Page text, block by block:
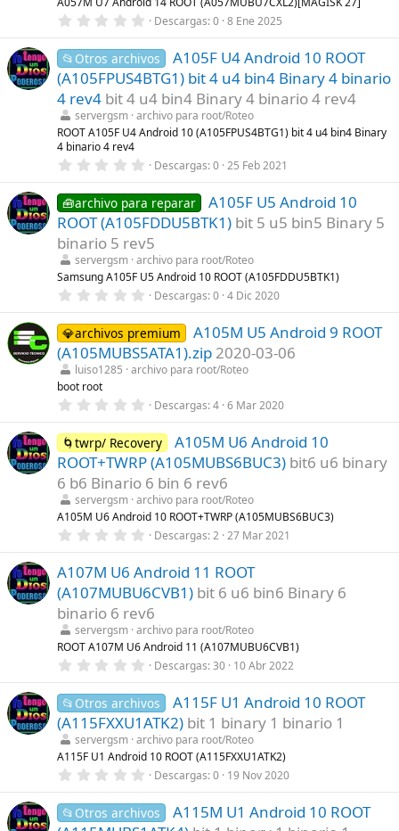
a
(
s
)
0
0
0
e
s
t
r
e
l
s
)
Descargas 0 8 Ene 2025
📂Otros archivos
A105F U4 Android 10 ROOT
(A105FPUS4BTG1) bit 4 u4 bin4 Binary 4 binario
4 rev4 bit 4 u4 bin4 Binary 4 binario 4 rev4
servergsm archivo para root/Roteo
ROOT A105F U4 Android 10 (A105FPUS4BTG1) bit 4 u4 bin4 Binary
4 binario 4 rev4
0
0
0
e
s
t
r
e
l
a
(
s
)
Descargas 0 25 Feb 2021
🧰archivo para reparar
A105F U5 Android 10
ROOT (A105FDDU5BTK1) bit 5 u5 bin5 Binary 5
binario 5 rev5
servergsm archivo para root/Roteo
Samsung A105F U5 Android 10 ROOT (A105FDDU5BTK1)
0
0
0
e
s
t
l
a
(
s
)
Descargas 0 4 Dic 2020
💎archivos premium
A105M U5 Android 9 ROOT
(A105MUBS5ATA1).zip 2020-03-06
luiso1285
archivo para root/Roteo
boot root
0
0
0
e
s
t
r
e
l
a
(
s
)
Descargas 4 6 Mar 2020
🌀twrp/ Recovery
A105M U6 Android 10
ROOT+TWRP (A105MUBS6BUC3) bit6 u6 binary
6 b6 Binario 6 bin 6 rev6
servergsm archivo para root/Roteo
A105M U6 Android 10 ROOT+TWRP (A105MUBS6BUC3)
0
0
0
e
s
t
r
e
l
a
(
s
)
Descargas 2 27 Mar 2021
A107M U6 Android 11 ROOT
(A107MUBU6CVB1) bit 6 u6 bin6 Binary 6
binario 6 rev6
servergsm archivo para root/Roteo
ROOT A107M U6 Android 11 (A107MUBU6CVB1)
0
0
0
e
s
t
r
e
l
a
(
s
Descargas 30 10 Abr 2022
📂Otros archivos
A115F U1 Android 10 ROOT
(A115FXXU1ATK2) bit 1 binary 1 binario 1
servergsm archivo para root/Roteo
A115F U1 Android 10 ROOT (A115FXXU1ATK2)
0
0
0
e
Descargas 0 19 Nov 2020
📂Otros archivos
A115M U1 Android 10 ROOT